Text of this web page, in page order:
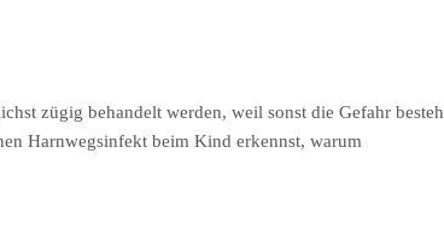
zügig behandelt werden, weil sonst die Gefahr
Harnwegsinfekt beim Kind erkennst, warum